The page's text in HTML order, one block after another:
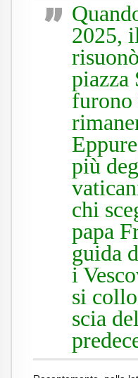
2025,
piazza
più
chi
papa
guida
i
si
scia